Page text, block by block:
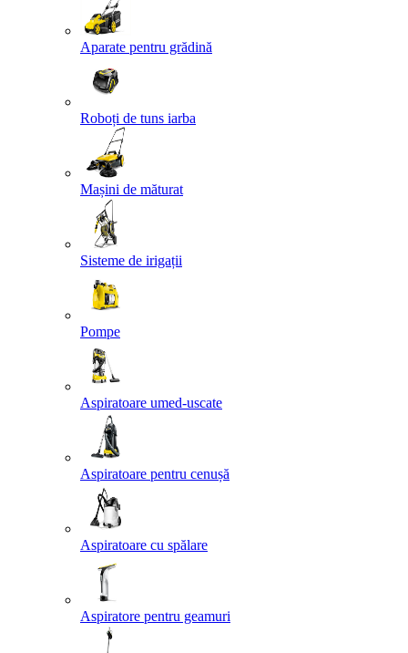
Aparate pentru grădină
Roboți de tuns iarba
Mașini de măturat
Sisteme de irigații
Pompe
Aspiratoare umed-uscate
Aspiratoare pentru cenușă
Aspiratoare cu spălare
Aspiratore pentru geamuri